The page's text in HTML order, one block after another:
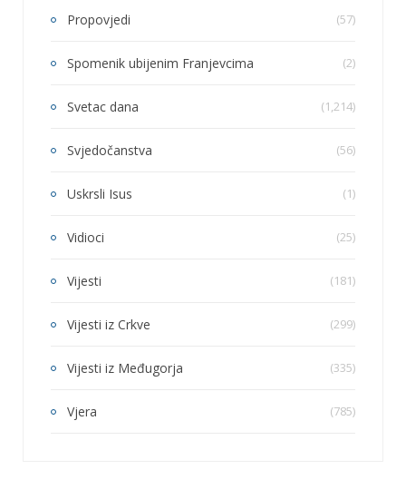
Propovjedi (57)
Spomenik ubijenim Franjevcima (2)
Svetac dana (1,214)
Svjedočanstva (56)
Uskrsli Isus (1)
Vidioci (25)
Vijesti (181)
Vijesti iz Crkve (299)
Vijesti iz Međugorja (335)
Vjera (785)